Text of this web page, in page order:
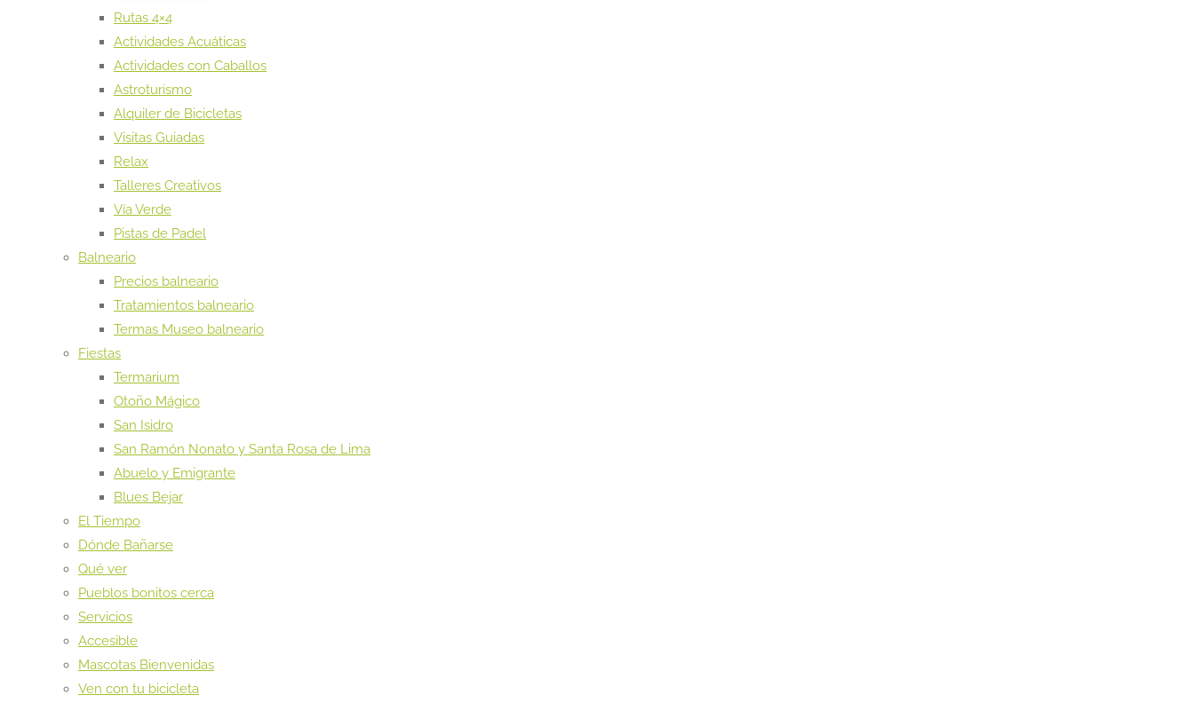
Rutas 4×4
Actividades Acuáticas
Actividades con Caballos
Astroturismo
Alquiler de Bicicletas
Visitas Guiadas
Relax
Talleres Creativos
Vía Verde
Pistas de Padel
Balneario
Precios balneario
Tratamientos balneario
Termas Museo balneario
Fiestas
Termarium
Otoño Mágico
San Isidro
San Ramón Nonato y Santa Rosa de Lima
Abuelo y Emigrante
Blues Bejar
El Tiempo
Dónde Bañarse
Qué ver
Pueblos bonitos cerca
Servicios
Accesible
Mascotas Bienvenidas
Ven con tu bicicleta